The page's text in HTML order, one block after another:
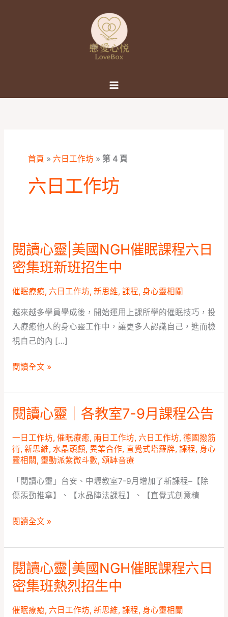
首頁 » 六日工作坊 » 第 4 頁
六日工作坊
閱讀心靈|美國NGH催眠課程六日
密集班新班招生中
催眠療癒, 六日工作坊, 新思維, 課程, 身心靈相關
越來越多學員學成後，開始運用上課所學的催眠技巧，投
入療癒他人的身心靈工作中，讓更多人認識自己，進而檢
視自己的內 […]
閱
讀
心
靈|
國
NGH
催
眠
日
集
班
新
班
生
閱讀全文 »
閱讀心靈｜各教室7-9月課程公告
一日工作坊, 催眠療癒, 兩日工作坊, 六日工作坊, 德國撥筋
術, 新思維, 水晶頭顱, 異業合作, 直覺式塔羅牌, 課程, 身心
靈相關, 靈動派紫微斗數, 頌缽音療
「閱讀心靈」台安、中壢教室7-9月增加了新課程–【除
傷炁動推拿】、【水晶陣法課程】、【直覺式創意精
閱
心
靈
各
教
7-
課
程
告
閱讀全文 »
閱讀心靈|美國NGH催眠課程六日
密集班熱烈招生中
催眠療癒, 六日工作坊, 新思維, 課程, 身心靈相關
閱
讀
心
靈|